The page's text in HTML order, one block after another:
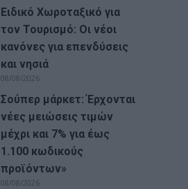
Ειδικό Χωροταξικό για
τον Τουρισμό: Οι νέοι
κανόνες για επενδύσεις
και νησιά
08/08/2026
Σούπερ μάρκετ: Έρχονται
νέες μειώσεις τιμών
μέχρι και 7% για έως
1.100 κωδικούς
προϊόντων»
08/08/2026